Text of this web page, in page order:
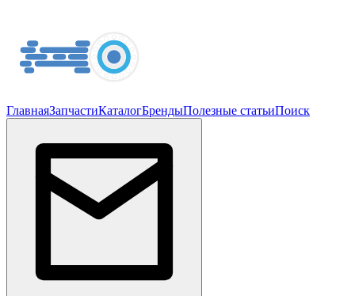
ГлавнаяЗапчастиКаталогБрендыПолезные статьиПоиск